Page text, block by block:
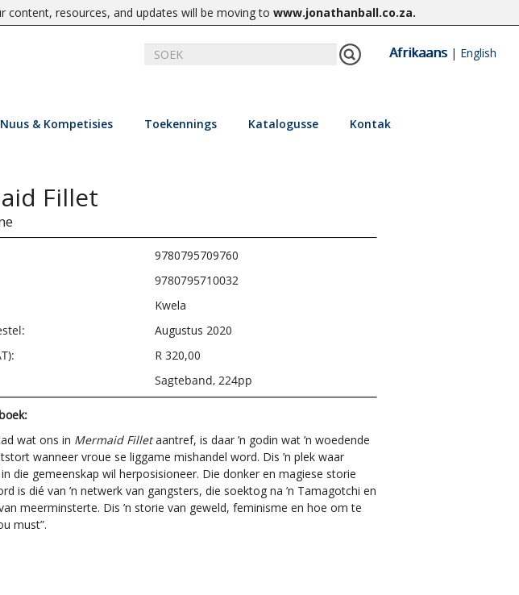
resources, and updates will be moving to www.jonathanball.co.za.
Afrikaans| English
Nuus & Kompetisies Toekennings Katalogusse Kontak
Fillet
9780795709760
9780795710032
Kwela
Augustus 2020
R 320,00
Sagteband, 224pp
wat ons in Mermaid Filletaantref, is daar ’n godin wat ’n woedende
wanneer vroue se liggame mishandel word. Dis ’n plek waar
die gemeenskap wil herposisioneer. Die donker en magiese storie
is dié van ’n netwerk van gangsters, die soektog na ’n Tamagotchi en
meerminsterte. Dis ’n storie van geweld, feminisme en hoe om te
must”.